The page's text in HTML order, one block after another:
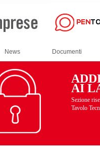
News Documenti
AI
Sezione
Tavolo